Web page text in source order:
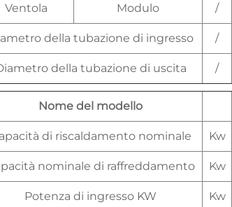
Ventola Modulo /
della tubazione di ingresso /
della tubazione di uscita /
Nome del modello
di riscaldamento nominale Kw
nominale di raffreddamento Kw
Potenza di ingresso KW Kw